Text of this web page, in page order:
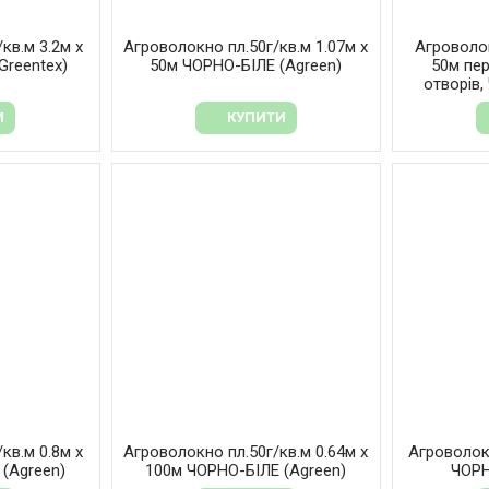
3.2м х
Агроволокно пл.50г/кв.м 1.07м х
50м ЧОРНО-БІЛЕ (Agreen)
КУПИТИ
50м
0.8м х
Агроволокно пл.50г/кв.м 0.64м х
100м ЧОРНО-БІЛЕ (Agreen)